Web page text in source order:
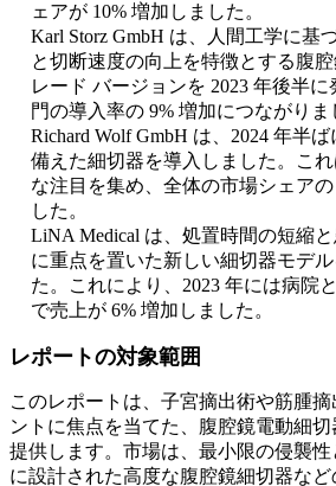
ェアが 10% 増加しました。
Karl Storz GmbH は、人間工学に基
と切断速度の向上を特徴とする腹
レード バージョンを 2023 年後半
門の導入率の 9% 増加につながりま
Richard Wolf GmbH は、2024 年半
備えた細切器を導入しました。こ
な注目を集め、全体の市場シェア
した。
LiNA Medical は、処置時間の短縮
に重点を置いた新しい細切器モデ
た。これにより、2023 年には病院
で売上が 6% 増加しました。
レポートの対象範囲
このレポートは、子宮摘出術や筋腫
ントに焦点を当てた、腹腔鏡電動細
提供します。市場は、最小限の侵襲
に設計された高度な腹腔鏡細切器な